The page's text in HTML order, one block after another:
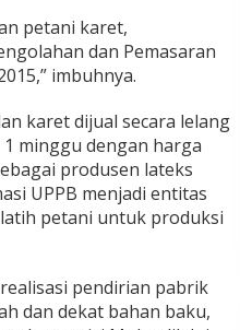
petani karet,
dan Pemasaran
imbuhnya.
karet dijual secara lelang
minggu dengan harga
produsen lateks
UPPB menjadi entitas
petani untuk produksi
pendirian pabrik
dan dekat bahan baku,